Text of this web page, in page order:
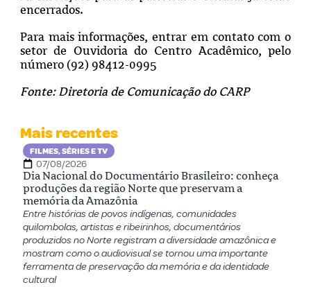
encerrados.
Para mais informações, entrar em contato com o
setor de Ouvidoria do Centro Acadêmico, pelo
número (92) 98412-0995
Fonte: Diretoria de Comunicação do CARP
Mais recentes
FILMES, SÉRIES E TV
07/08/2026
Dia Nacional do Documentário Brasileiro: conheça
produções da região Norte que preservam a
memória da Amazônia
Entre histórias de povos indígenas, comunidades
quilombolas, artistas e ribeirinhos, documentários
produzidos no Norte registram a diversidade amazônica e
mostram como o audiovisual se tornou uma importante
ferramenta de preservação da memória e da identidade
cultural